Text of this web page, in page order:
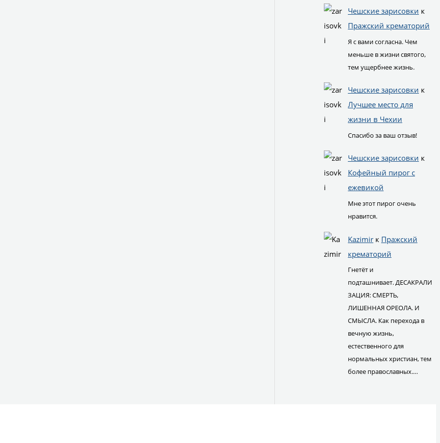
Чешские зарисовки к
Пражский крематорий
Я с вами согласна. Чем
меньше в жизни святого,
тем ущербнее жизнь.
Чешские зарисовки к
Лучшее место для
жизни в Чехии
Спасибо за ваш отзыв!
Чешские зарисовки к
Кофейный пирог с
ежевикой
Мне этот пирог очень
нравится.
Kazimirк Пражский
крематорий
Гнетёт и
подташнивает. ДЕСАКРАЛИ
ЗАЦИЯ: СМЕРТЬ,
ЛИШЕННАЯ ОРЕОЛА. И
СМЫСЛА. Как перехода в
вечную жизнь,
естественного для
нормальных христиан, тем
более православных.…